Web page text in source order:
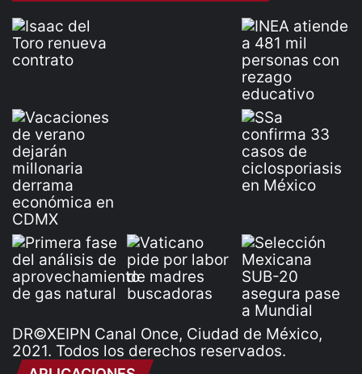
DR©XEIPN Canal Once, Ciudad de México,
2021. Todos los derechos reservados.